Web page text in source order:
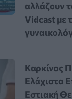
αλλάζουν
Vidcast με
Καρκίνος
Ελάχιστα
Εστιακή